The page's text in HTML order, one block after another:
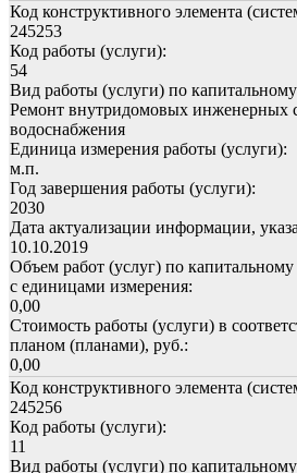
Код конструктивного элемента
245253
Код работы (услуги):
54
Вид работы (услуги) по
Ремонт внутридомовых инженерных
водоснабжения
Единица измерения работы (услуги):
м.п.
Год завершения работы (услуги):
2030
Дата актуализации информации,
10.10.2019
Объем работ (услуг) по капитальному
с единицами измерения:
0,00
Стоимость работы (услуги) в
планом (планами), руб.:
0,00
Код конструктивного элемента
245256
Код работы (услуги):
11
Вид работы (услуги) по